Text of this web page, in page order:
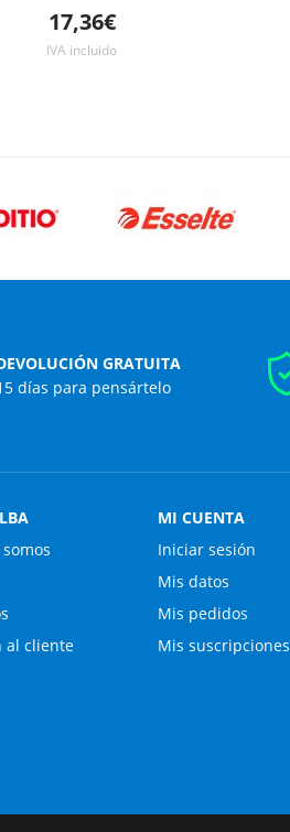
17,36€
IVA incluido
GRATUITA
días para pensártelo
al cliente
MI CUENTA
Iniciar sesión
Mis datos
Mis pedidos
Mis suscripciones